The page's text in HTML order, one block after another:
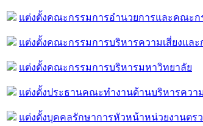
แต่งตั้งคณะกรรมการอำนวยการและคณะก
แต่งตั้งคณะกรรมการบริหารความเสี่ยงแล
แต่งตั้งคณะกรรมการบริหารมหาวิทยาลัย
แต่งตั้งประธานคณะทำงานด้านบริหารคว
แต่งตั้งบุคคลรักษาการหัวหน้าหน่วยงานตร